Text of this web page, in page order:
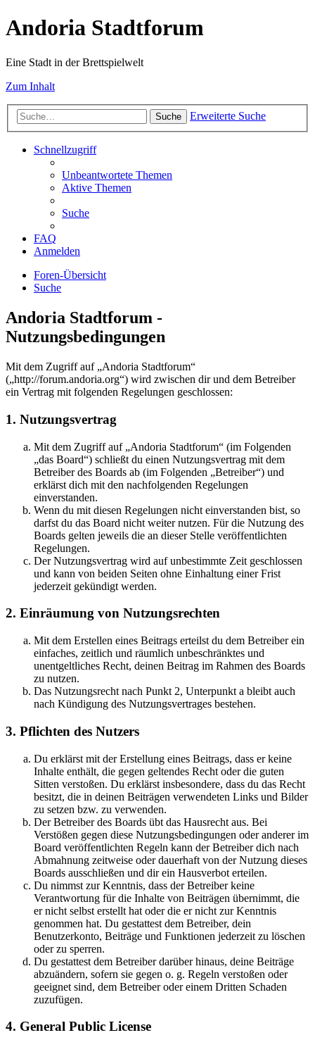
Andoria Stadtforum
Eine Stadt in der Brettspielwelt
Zum Inhalt
Suche Erweiterte Suche
Schnellzugriff
Unbeantwortete Themen
Aktive Themen
Suche
FAQ
Anmelden
Foren-Übersicht
Suche
Andoria Stadtforum -
Nutzungsbedingungen
Mit dem Zugriff auf „Andoria Stadtforum“
(„http://forum.andoria.org“) wird zwischen dir und dem Betreiber
ein Vertrag mit folgenden Regelungen geschlossen:
1. Nutzungsvertrag
Mit dem Zugriff auf „Andoria Stadtforum“ (im Folgenden
„das Board“) schließt du einen Nutzungsvertrag mit dem
Betreiber des Boards ab (im Folgenden „Betreiber“) und
erklärst dich mit den nachfolgenden Regelungen
einverstanden.
Wenn du mit diesen Regelungen nicht einverstanden bist, so
darfst du das Board nicht weiter nutzen. Für die Nutzung des
Boards gelten jeweils die an dieser Stelle veröffentlichten
Regelungen.
Der Nutzungsvertrag wird auf unbestimmte Zeit geschlossen
und kann von beiden Seiten ohne Einhaltung einer Frist
jederzeit gekündigt werden.
2. Einräumung von Nutzungsrechten
Mit dem Erstellen eines Beitrags erteilst du dem Betreiber ein
einfaches, zeitlich und räumlich unbeschränktes und
unentgeltliches Recht, deinen Beitrag im Rahmen des Boards
zu nutzen.
Das Nutzungsrecht nach Punkt 2, Unterpunkt a bleibt auch
nach Kündigung des Nutzungsvertrages bestehen.
3. Pflichten des Nutzers
Du erklärst mit der Erstellung eines Beitrags, dass er keine
Inhalte enthält, die gegen geltendes Recht oder die guten
Sitten verstoßen. Du erklärst insbesondere, dass du das Recht
besitzt, die in deinen Beiträgen verwendeten Links und Bilder
zu setzen bzw. zu verwenden.
Der Betreiber des Boards übt das Hausrecht aus. Bei
Verstößen gegen diese Nutzungsbedingungen oder anderer im
Board veröffentlichten Regeln kann der Betreiber dich nach
Abmahnung zeitweise oder dauerhaft von der Nutzung dieses
Boards ausschließen und dir ein Hausverbot erteilen.
Du nimmst zur Kenntnis, dass der Betreiber keine
Verantwortung für die Inhalte von Beiträgen übernimmt, die
er nicht selbst erstellt hat oder die er nicht zur Kenntnis
genommen hat. Du gestattest dem Betreiber, dein
Benutzerkonto, Beiträge und Funktionen jederzeit zu löschen
oder zu sperren.
Du gestattest dem Betreiber darüber hinaus, deine Beiträge
abzuändern, sofern sie gegen o. g. Regeln verstoßen oder
geeignet sind, dem Betreiber oder einem Dritten Schaden
zuzufügen.
4. General Public License